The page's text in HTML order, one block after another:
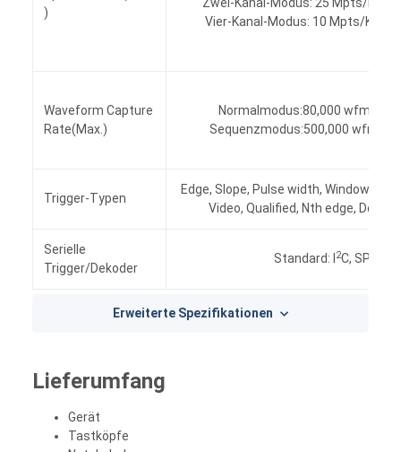
)
Vier-Kanal-Modus: 10 Mpts/Kanal
Waveform Capture
Rate(Max.)
Normalmodus:80,000 wfm/s
Sequenzmodus:500,000 wfm/s
Trigger-Typen
Edge, Slope, Pulse width, Window,
Video, Qualified, Nth edge,
Serielle
Trigger/Dekoder
Standard: I 2C, SPI,
Erweiterte Spezifikationen
Lieferumfang
Gerät
Tastköpfe